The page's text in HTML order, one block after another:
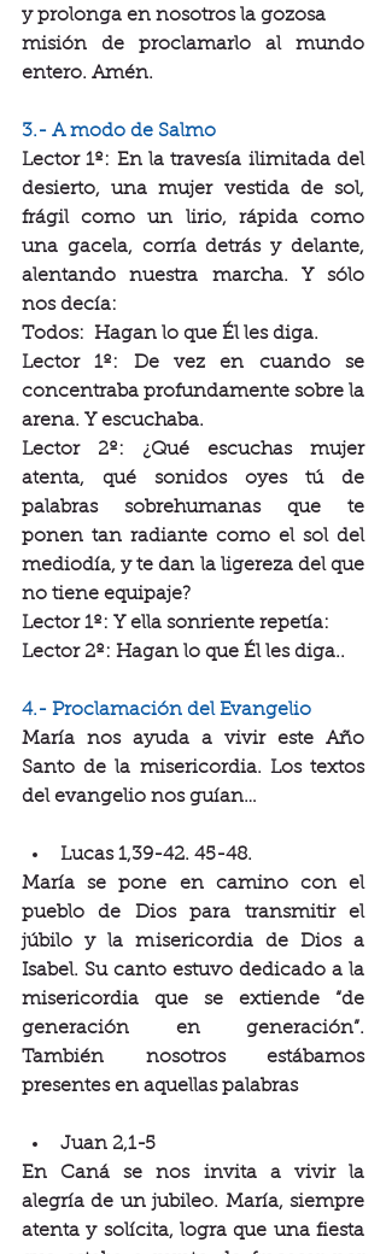
y prolonga en nosotros la gozosa
misión de proclamarlo al mundo
entero. Amén.
3.- A modo de Salmo
Lector 1º: En la travesía ilimitada del
desierto, una mujer vestida de sol,
frágil como un lirio, rápida como
una gacela, corría detrás y delante,
alentando nuestra marcha. Y sólo
nos decía:
Todos:  Hagan lo que Él les diga.
Lector 1º: De vez en cuando se
concentraba profundamente sobre la
arena. Y escuchaba.
Lector 2º: ¿Qué escuchas mujer
atenta, qué sonidos oyes tú de
palabras sobrehumanas que te
ponen tan radiante como el sol del
mediodía, y te dan la ligereza del que
no tiene equipaje?
Lector 1º: Y ella sonriente repetía:
Lector 2º: Hagan lo que Él les diga..
4.- Proclamación del Evangelio
María nos ayuda a vivir este Año
Santo de la misericordia. Los textos
del evangelio nos guían…
Lucas 1,39-42. 45-48.
María se pone en camino con el
pueblo de Dios para transmitir el
júbilo y la misericordia de Dios a
Isabel. Su canto estuvo dedicado a la
misericordia que se extiende “de
generación en generación”.
También nosotros estábamos
presentes en aquellas palabras
Juan 2,1-5
En Caná se nos invita a vivir la
alegría de un jubileo. María, siempre
atenta y solícita, logra que una fiesta